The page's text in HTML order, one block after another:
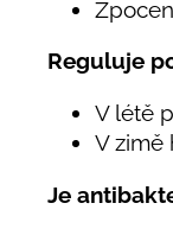
Reguluje
V létě
V zimě
Je